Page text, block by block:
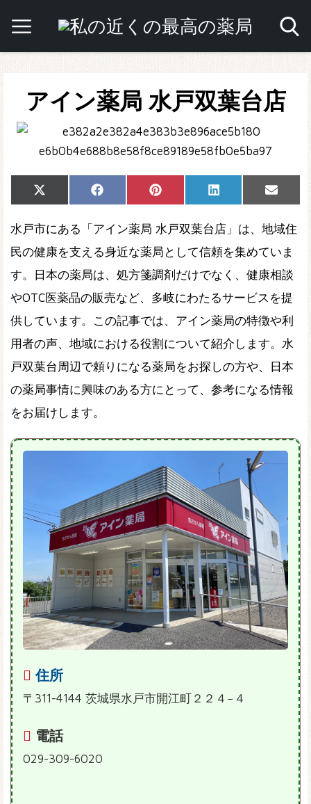
アイン薬局 水戸双葉台店
Share
on
X
(Twitter)
Share
on
Facebook Share
on
Pinterest Share
on
LinkedIn
Share
on
Email
水戸市にある「アイン薬局 水戸双葉台店」は、地域住
民の健康を支える身近な薬局として信頼を集めていま
す。日本の薬局は、処方箋調剤だけでなく、健康相談
やOTC医薬品の販売など、多岐にわたるサービスを提
供しています。この記事では、アイン薬局の特徴や利
用者の声、地域における役割について紹介します。水
戸双葉台周辺で頼りになる薬局をお探しの方や、日本
の薬局事情に興味のある方にとって、参考になる情報
をお届けします。
住所
〒311-4144 茨城県水戸市開江町２２４−４
電話
029-309-6020